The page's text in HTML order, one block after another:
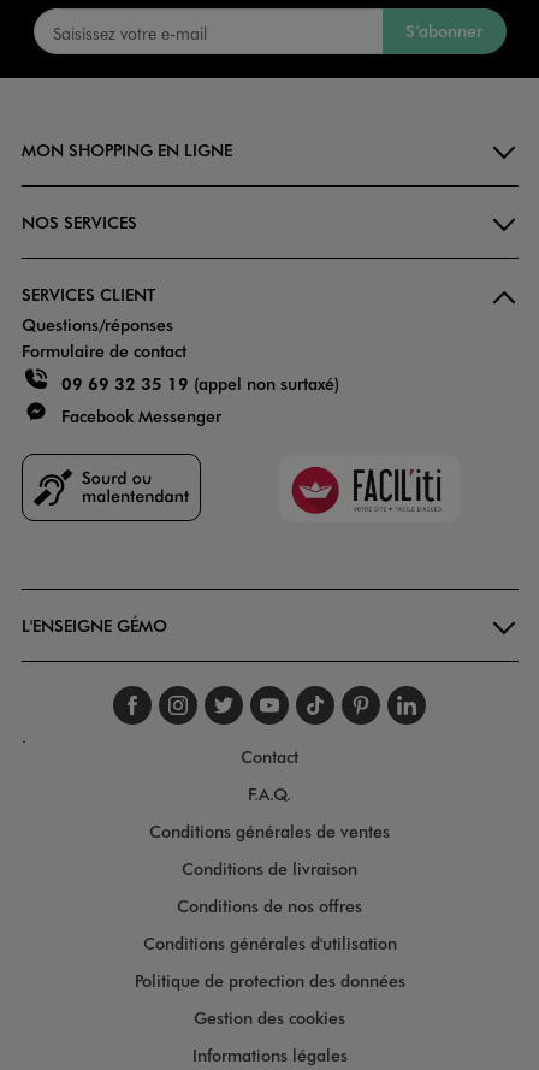
S’abonner
MON SHOPPING EN LIGNE
NOS SERVICES
SERVICES CLIENT
Questions/réponses
Formulaire de contact
09 69 32 35 19 (appel non surtaxé)
Facebook Messenger
Faciliti
L'ENSEIGNE GÉMO
Suivez-nous sur
Suivez-nous sur
Suivez-nous sur
Suivez-nous
Suivez-nous
Suivez-
.
Contact
F.A.Q.
Conditions générales de ventes
Conditions de livraison
Conditions de nos offres
Conditions générales d'utilisation
Politique de protection des données
Gestion des cookies
Informations légales